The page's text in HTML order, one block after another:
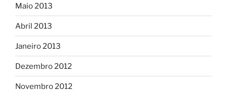
Maio 2013
Abril 2013
Janeiro 2013
Dezembro 2012
Novembro 2012